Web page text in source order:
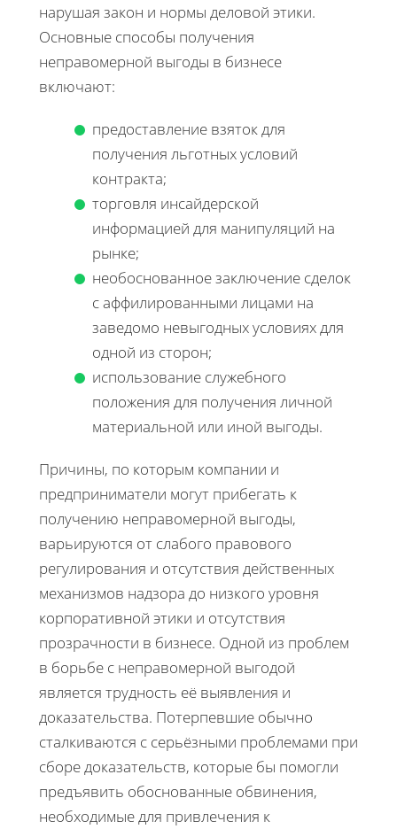
нарушая закон и нормы деловой этики.
Основные способы получения
неправомерной выгоды в бизнесе
включают:
предоставление взяток для
получения льготных условий
контракта;
торговля инсайдерской
информацией для манипуляций на
рынке;
необоснованное заключение сделок
с аффилированными лицами на
заведомо невыгодных условиях для
одной из сторон;
использование служебного
положения для получения личной
материальной или иной выгоды.
Причины, по которым компании и
предприниматели могут прибегать к
получению неправомерной выгоды,
варьируются от слабого правового
регулирования и отсутствия действенных
механизмов надзора до низкого уровня
корпоративной этики и отсутствия
прозрачности в бизнесе. Одной из проблем
в борьбе с неправомерной выгодой
является трудность её выявления и
доказательства. Потерпевшие обычно
сталкиваются с серьёзными проблемами при
сборе доказательств, которые бы помогли
предъявить обоснованные обвинения,
необходимые для привлечения к